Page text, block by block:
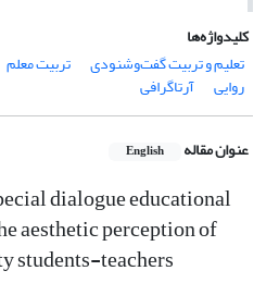
کلیدواژه‌ها
تعلیم و تربیت گفت‌وشنودی
تربیت معلم
روایی آرتاگرافی
عنوان مقاله English
dialogue educational
aesthetic perception of
students-teachers